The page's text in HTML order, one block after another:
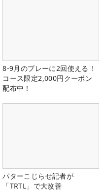
8-9月のプレーに2回使える！
コース限定2,000円クーポン
配布中！
パターこじらせ記者が
「TRTL」で大改善